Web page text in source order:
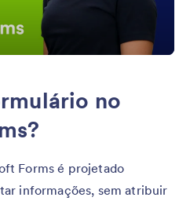
no
Forms é projetado
informações, sem atribuir